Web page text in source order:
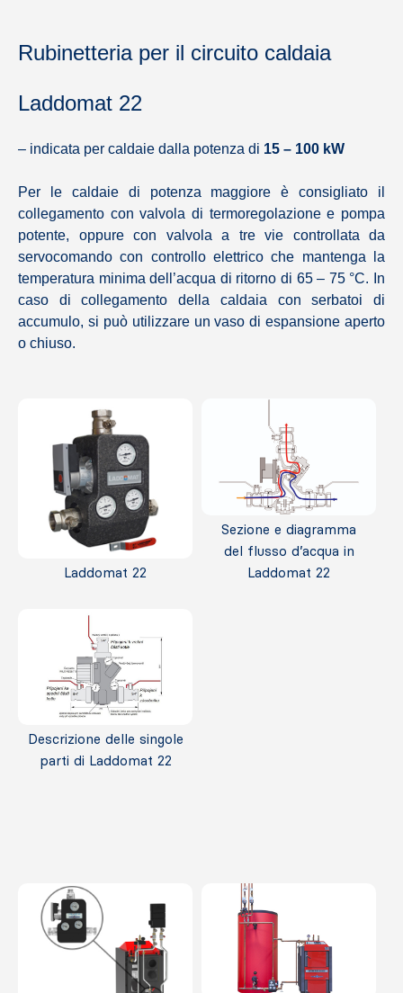
Rubinetteria per il circuito caldaia
Laddomat 22
– indicata per caldaie dalla potenza di 15 – 100 kW
Per le caldaie di potenza maggiore è consigliato il
collegamento con valvola di termoregolazione e pompa
potente, oppure con valvola a tre vie controllata da
servocomando con controllo elettrico che mantenga la
temperatura minima dell’acqua di ritorno di 65 – 75 °C. In
caso di collegamento della caldaia con serbatoi di
accumulo, si può utilizzare un vaso di espansione aperto
o chiuso.
Laddomat 22
Sezione e diagramma
del flusso d’acqua in
Laddomat 22
Descrizione delle singole
parti di Laddomat 22